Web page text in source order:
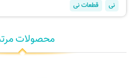
نی قطعات نی
محصولات